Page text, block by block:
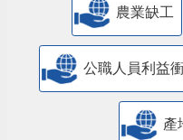
農業缺工
公職人員利益
產